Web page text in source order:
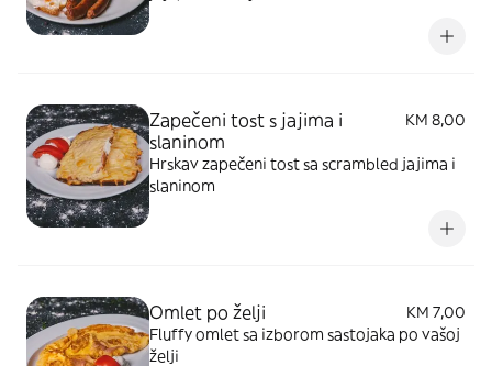
Zapečeni tost s jajima i
slaninom
KM 8,00
Hrskav zapečeni tost sa scrambled jajima i
slaninom
Omlet po želji
KM 7,00
Fluffy omlet sa izborom sastojaka po vašoj
želji